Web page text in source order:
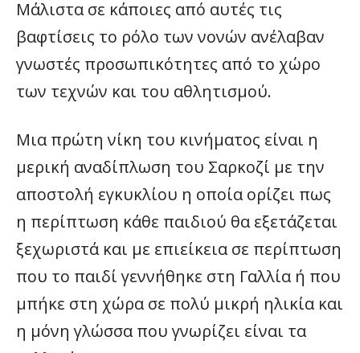
Μάλιστα σε κάποιες από αυτές τις
βαφτίσεις το ρόλο των νονών ανέλαβαν
γνωστές προσωπικότητες από το χώρο
των τεχνών και του αθλητισμού.
Μια πρώτη νίκη του κινήματος είναι η
μερική αναδίπλωση του Σαρκοζί με την
αποστολή εγκυκλίου η οποία ορίζει πως
η περίπτωση κάθε παιδιού θα εξετάζεται
ξεχωριστά και με επιείκεια σε περίπτωση
που το παιδί γεννήθηκε στη Γαλλία ή που
μπήκε στη χώρα σε πολύ μικρή ηλικία και
η μόνη γλώσσα που γνωρίζει είναι τα